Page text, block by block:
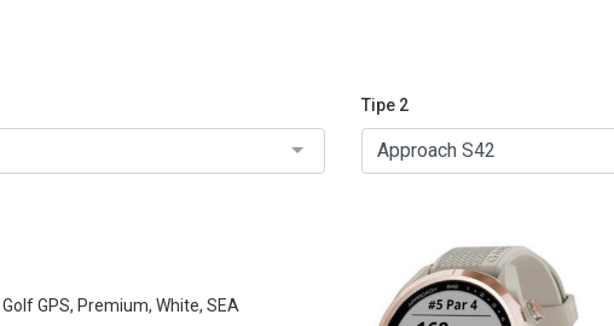
Tipe 2
GPS, Premium, White, SEA